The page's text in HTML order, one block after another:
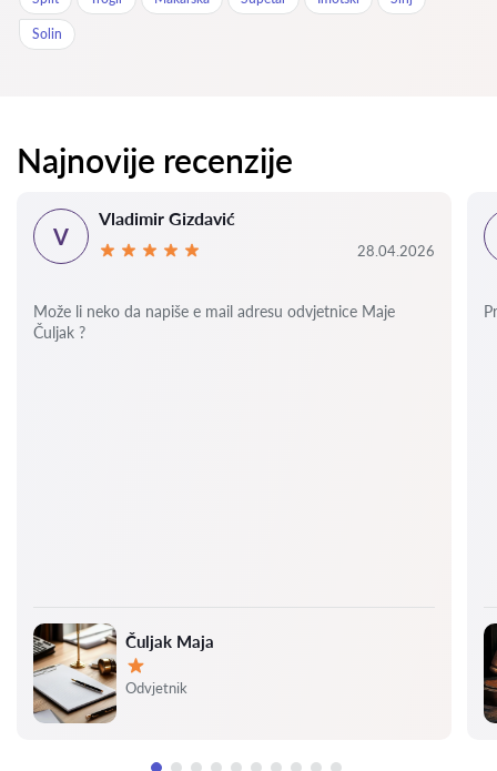
Solin
Najnovije recenzije
Čuljak Maja
Ocjena:
Odvjetnik
V
Vladimir Gizdavić
28.04.2026
Može li neko da napiše e mail adresu odvjetnice Maje
Čuljak ?